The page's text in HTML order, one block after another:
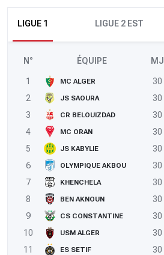
LIGUE 1 LIGUE 2 EST
N° ÉQUIPE MJ
1 MC ALGER 30
2
JS SAOURA 30
3
CR BELOUIZDAD 30
4
MC ORAN 30
5
JS KABYLIE 30
6
OLYMPIQUE AKBOU 30
7
KHENCHELA 30
8
BEN AKNOUN 30
9
CS CONSTANTINE 30
10
USM ALGER 30
11
ES SETIF 30